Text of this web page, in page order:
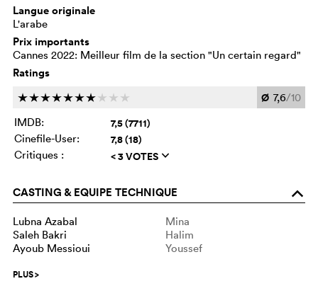
Langue originale
L'arabe
Prix importants
Cannes 2022: Meilleur film de la section "Un certain regard"
Ratings
ccccccc c c c Ø 7,6/10
IMDB:
7,5 (7711)
Cinefile-User: 7,8 (18)
Critiques : < 3 VOTES q
CASTING & EQUIPE TECHNIQUE o
Lubna Azabal
Mina
Saleh Bakri
Halim
Ayoub Messioui
Youssef
PLUS>